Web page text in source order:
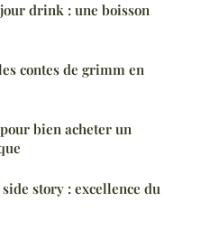
drink : une boisson
contes de grimm en
bien acheter un
story : excellence du